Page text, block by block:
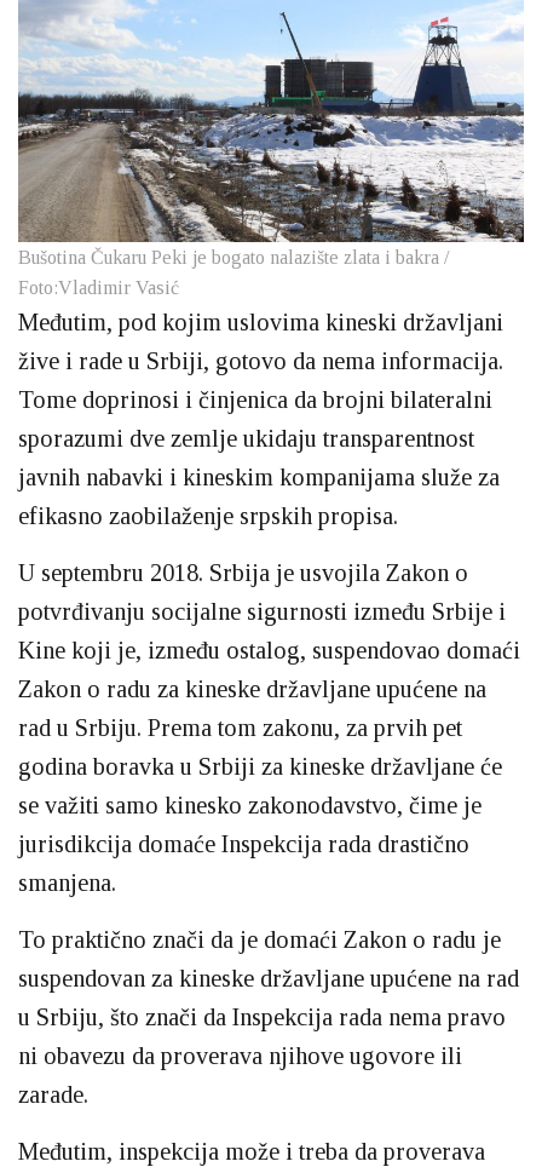
Bušotina Čukaru Peki je bogato nalazište zlata i bakra /
Foto:Vladimir Vasić
Međutim, pod kojim uslovima kineski državljani
žive i rade u Srbiji, gotovo da nema informacija.
Tome doprinosi i činjenica da brojni bilateralni
sporazumi dve zemlje ukidaju transparentnost
javnih nabavki i kineskim kompanijama služe za
efikasno zaobilaženje srpskih propisa.
U septembru 2018. Srbija je usvojila Zakon o
potvrđivanju socijalne sigurnosti između Srbije i
Kine koji je, između ostalog, suspendovao domaći
Zakon o radu za kineske državljane upućene na
rad u Srbiju. Prema tom zakonu, za prvih pet
godina boravka u Srbiji za kineske državljane će
se važiti samo kinesko zakonodavstvo, čime je
jurisdikcija domaće Inspekcija rada drastično
smanjena.
To praktično znači da je domaći Zakon o radu je
suspendovan za kineske državljane upućene na rad
u Srbiju, što znači da Inspekcija rada nema pravo
ni obavezu da proverava njihove ugovore ili
zarade.
Međutim, inspekcija može i treba da proverava